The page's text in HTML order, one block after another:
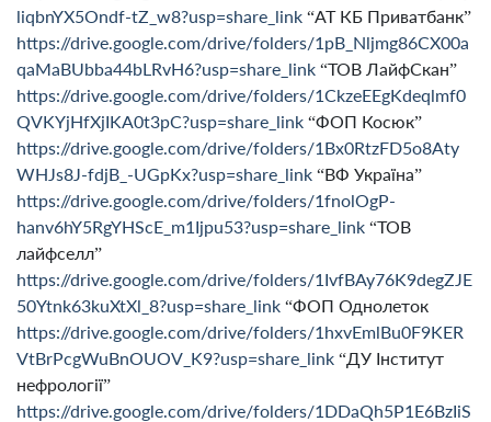
liqbnYX5Ondf-tZ_w8?usp=share_link “АТ КБ Приватбанк”
https://drive.google.com/drive/folders/1pB_Nljmg86CX00a
qaMaBUbba44bLRvH6?usp=share_link “ТОВ ЛайфСкан”
https://drive.google.com/drive/folders/1CkzeEEgKdeqlmf0
QVKYjHfXjIKA0t3pC?usp=share_link “ФОП Косюк”
https://drive.google.com/drive/folders/1Bx0RtzFD5o8Aty
WHJs8J-fdjB_-UGpKx?usp=share_link “ВФ Україна”
https://drive.google.com/drive/folders/1fnolOgP-
hanv6hY5RgYHScE_m1Ijpu53?usp=share_link “ТОВ
лайфселл”
https://drive.google.com/drive/folders/1IvfBAy76K9degZJE
50Ytnk63kuXtXl_8?usp=share_link “ФОП Однолеток
https://drive.google.com/drive/folders/1hxvEmlBu0F9KER
VtBrPcgWuBnOUOV_K9?usp=share_link “ДУ Інститут
нефрології”
https://drive.google.com/drive/folders/1DDaQh5P1E6BzIiS